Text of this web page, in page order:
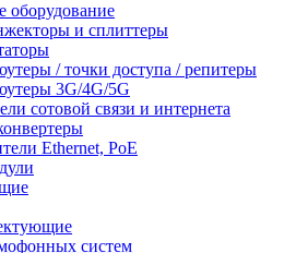
оборудование
и сплиттеры
/ точки доступа / репитеры
3G/4G/5G
сотовой связи и интернета
Ethernet, PoE
систем